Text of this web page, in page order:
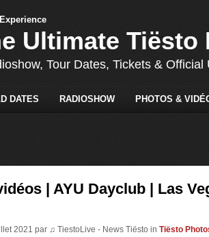
Ultimate Tiësto
Tour Dates, Tickets & Official
DATES RADIOSHOW PHOTOS &
| AYU Dayclub | Las
2021 par ♫ TiestoLive - News Tiësto in Tiësto